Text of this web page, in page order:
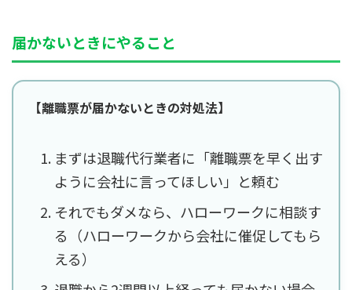
届かないときにやること
【離職票が届かないときの対処法】
まずは退職代行業者に「離職票を早く出す
ように会社に言ってほしい」と頼む
それでもダメなら、ハローワークに相談す
る（ハローワークから会社に催促してもら
える）